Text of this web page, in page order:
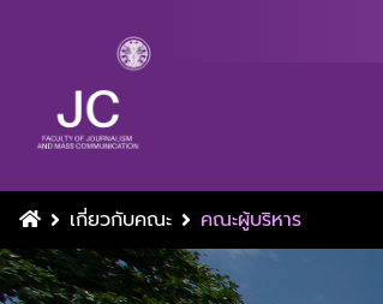
เกี่ยวกับคณะ คณะผู้บริหาร